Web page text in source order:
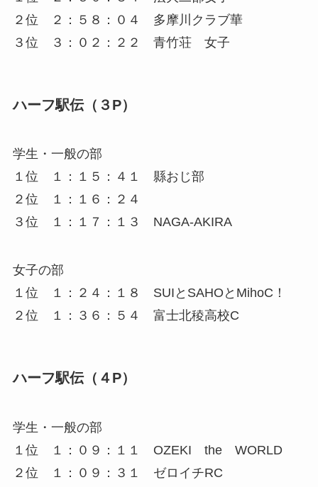
２位 ２：５８：０４ 多摩川クラブ華
３位 ３：０２：２２ 青竹荘 女子
ハーフ駅伝（３P）
学生・一般の部
１位 １：１５：４１ 縣おじ部
２位 １：１６：２４
３位 １：１７：１３ NAGA-AKIRA
女子の部
１位 １：２４：１８ SUIとSAHOとMihoC！
２位 １：３６：５４ 富士北稜高校C
ハーフ駅伝（４P）
学生・一般の部
１位 １：０９：１１ OZEKI the WORLD
２位 １：０９：３１ ゼロイチRC